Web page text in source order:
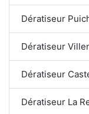
Dératiseur
Dératiseur
Dératiseur
Dératiseur La